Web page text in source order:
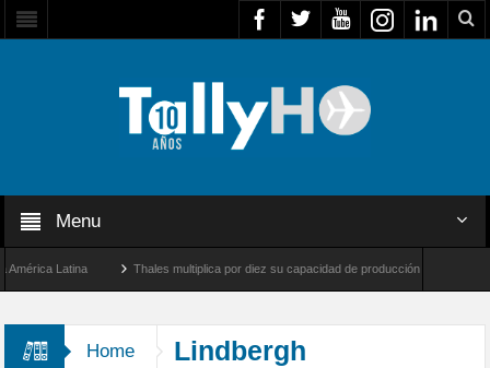
Menu
Latina Thales multiplica por diez su capacidad de producción de radares en
Home Lindbergh